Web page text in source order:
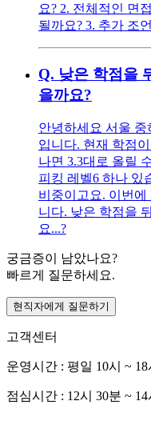
요? 2. 전체적인 면
될까요? 3. 추가 조
Q. 낮은 학점을
을까요?
안녕하세요 서울
입니다. 현재 학점
나면 3.3대로 올릴
피킹 레벨6 하나 있
비중이고요. 이번
니다. 낮은 학점을
요...?
궁금증이 남았나요?
빠르게 질문하세요.
현직자에게 질문하기
고객센터
운영시간 : 평일 10시 ~
점심시간 : 12시 30분 ~ 14